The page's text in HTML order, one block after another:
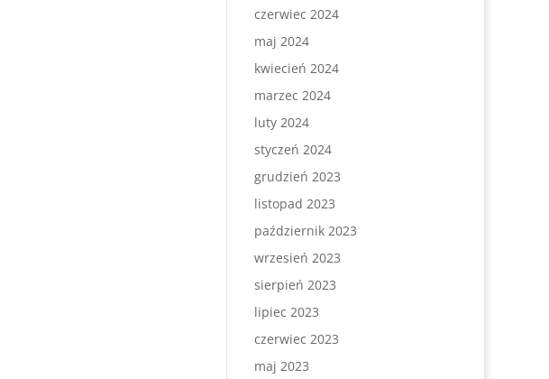
czerwiec 2024
maj 2024
kwiecień 2024
marzec 2024
luty 2024
styczeń 2024
grudzień 2023
listopad 2023
październik 2023
wrzesień 2023
sierpień 2023
lipiec 2023
czerwiec 2023
maj 2023